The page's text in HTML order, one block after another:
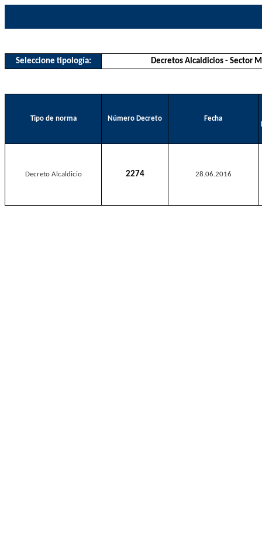
Seleccione tipología: Decretos Alcaldicios - Sector
Tipo de norma Número Decreto Fecha
Decreto Alcaldicio 2274 28.06.2016